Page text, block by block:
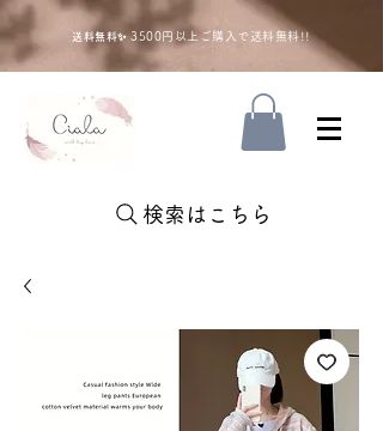
送料無料✨3500円以上ご購入で送料無料!!
検索はこちら